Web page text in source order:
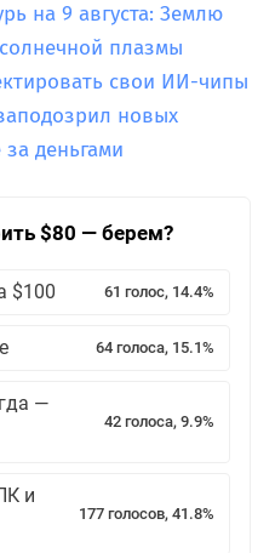
на 9 августа: Землю
плазмы
свои ИИ-чипы
новых
деньгами
$80 — берем?
$100 61 голос, 14.4%
64 голоса, 15.1%
—
42 голоса, 9.9%
и
177 голосов, 41.8%